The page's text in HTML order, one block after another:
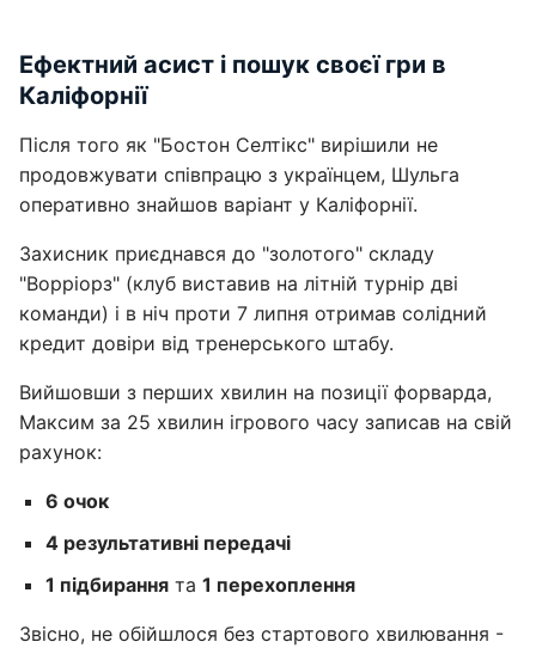
Ефектний асист і пошук своєї гри в
Каліфорнії
Після того як "Бостон Селтікс" вирішили не
продовжувати співпрацю з українцем, Шульга
оперативно знайшов варіант у Каліфорнії.
Захисник приєднався до "золотого" складу
"Ворріорз" (клуб виставив на літній турнір дві
команди) і в ніч проти 7 липня отримав солідний
кредит довіри від тренерського штабу.
Вийшовши з перших хвилин на позиції форварда,
Максим за 25 хвилин ігрового часу записав на свій
рахунок:
6 очок
4 результативні передачі
1 підбирання та 1 перехоплення
Звісно, не обійшлося без стартового хвилювання -